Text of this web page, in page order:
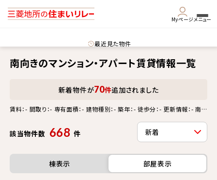
Myページメニュー
最近見た物件
南向きのマンション・アパート賃貸情報一覧
新着物件が70件追加されました
賃料：- 間取り：- 専有面積：- 建物種別：- 築年：- 徒歩分：- 更新情報：- 南
該当物件数 668 件
棟表示 部屋表示